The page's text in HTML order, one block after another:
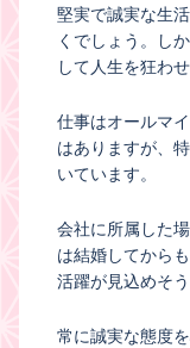
堅実で誠実な生
くでしょう。し
して人生を狂わ
仕事はオールマ
はありますが、
いています。
会社に所属した
は結婚してから
活躍が見込めそう
常に誠実な態度